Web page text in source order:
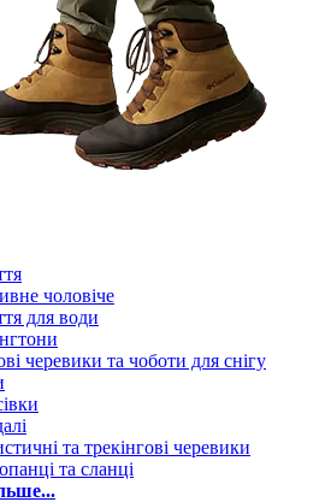
чоловіче
для води
черевики та чоботи для снігу
та трекінгові черевики
та сланці